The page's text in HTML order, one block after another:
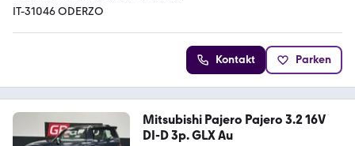
IT-31046 ODERZO
Kontakt Parken
Mitsubishi Pajero Pajero 3.2 16V
DI-D 3p. GLX Au